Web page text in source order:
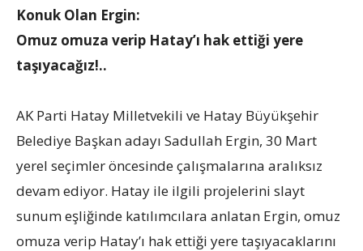
Konuk Olan Ergin:
Omuz omuza verip Hatay’ı hak ettiği yere
taşıyacağız!..
AK Parti Hatay Milletvekili ve Hatay Büyükşehir
Belediye Başkan adayı Sadullah Ergin, 30 Mart
yerel seçimler öncesinde çalışmalarına aralıksız
devam ediyor. Hatay ile ilgili projelerini slayt
sunum eşliğinde katılımcılara anlatan Ergin, omuz
omuza verip Hatay’ı hak ettiği yere taşıyacaklarını